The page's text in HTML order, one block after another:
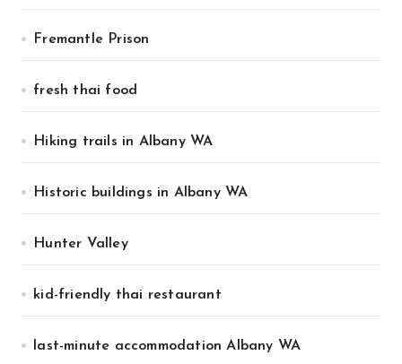
Fremantle Prison
fresh thai food
Hiking trails in Albany WA
Historic buildings in Albany WA
Hunter Valley
kid-friendly thai restaurant
last-minute accommodation Albany WA